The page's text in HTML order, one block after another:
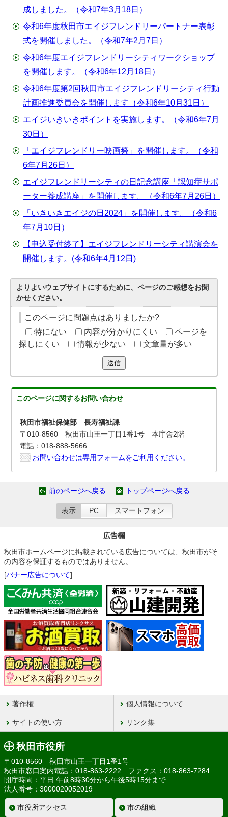
成しました。（令和7年3月18日）
令和6年度秋田市エイジフレンドリーパートナー表彰
式を開催しました。（令和7年2月7日）
令和6年度エイジフレンドリーシティワークショップ
を開催します。（令和6年12月18日）
令和6年度第2回秋田市エイジフレンドリーシティ行動
計画推進委員会を開催します（令和6年10月31日）
エイジいきいきポイントを実施します。（令和6年7月
30日）
「エイジフレンドリー映画祭」を開催します。（令和
6年7月26日）
エイジフレンドリーシティの日記念講座「認知症サポ
ーター養成講座」を開催します。（令和6年7月26日）
「いきいきエイジの日2024」を開催します。（令和6
年7月10日）
【申込受付終了】エイジフレンドリーシティ講演会を
開催します。(令和6年4月12日)
よりよいウェブサイトにするために、ページのご感想をお聞
かせください。
このページに問題点はありましたか?
特にない
内容が分かりにくい
ページを
探しにくい
情報が少ない 文章量が多い
送信
このページに関するお問い合わせ
秋田市福祉保健部 長寿福祉課
〒010-8560 秋田市山王一丁目1番1号 本庁舎2階
電話：018-888-5666
お問い合わせは専用フォームをご利用ください。
前のページへ戻る トップページへ戻る
表示 PC スマートフォン
広告欄
秋田市ホームページに掲載されている広告については、秋田市がそ
の内容を保証するものではありません。
[バナー広告について]
著作権 個人情報について
サイトの使い方 リンク集
秋田市役所
〒010-8560 秋田市山王一丁目1番1号
秋田市窓口案内電話：018-863-2222 ファクス：018-863-7284
開庁時間：平日 午前8時30分から午後5時15分まで
法人番号：3000020052019
市役所アクセス 市の組織